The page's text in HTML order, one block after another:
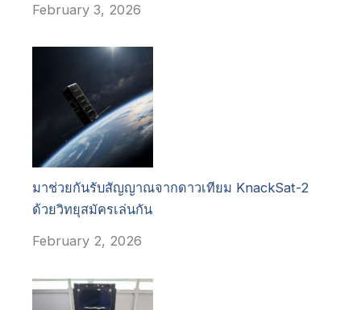
February 3, 2026
มาช่วยกันรับสัญญาณจากดาวเทียม KnackSat-2
ด้วยวิทยุสมัครเล่นกัน
February 2, 2026